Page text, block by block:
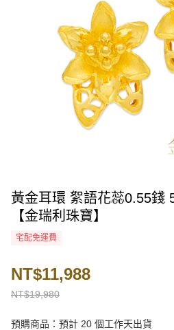
黃金耳環 絮語花蕊0.55錢
【金瑞利珠寶】
宅配免運費
NT$19,980
NT$11,988
預購商品：預計 20 個工作天出貨